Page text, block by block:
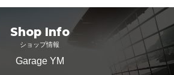
Shop Info
ショップ情報
Garage YM